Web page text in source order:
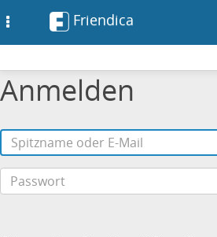
Friendica
Anmelden